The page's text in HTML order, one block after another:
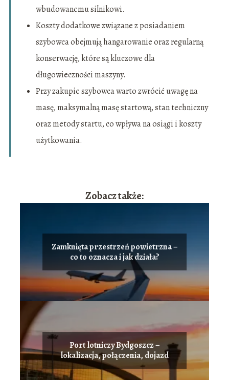
wbudowanemu silnikowi.
Koszty dodatkowe związane z posiadaniem
szybowca obejmują hangarowanie oraz regularną
konserwację, które są kluczowe dla
długowieczności maszyny.
Przy zakupie szybowca warto zwrócić uwagę na
masę, maksymalną masę startową, stan techniczny
oraz metody startu, co wpływa na osiągi i koszty
użytkowania.
Zobacz także:
Zamknięta przestrzeń powietrzna –
co to oznacza i jak działa?
Port lotniczy Bydgoszcz –
lokalizacja, połączenia, dojazd